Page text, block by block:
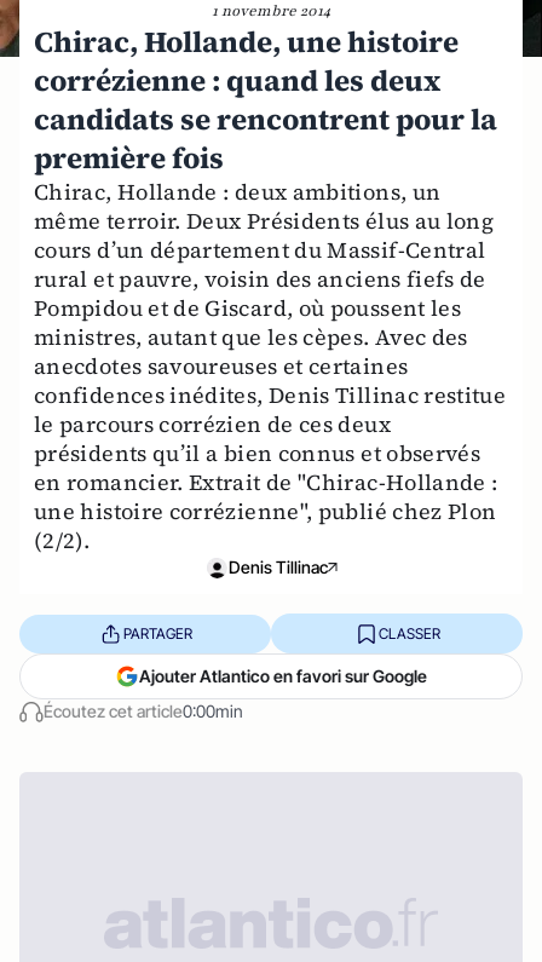
1 novembre 2014
Chirac, Hollande, une histoire
corrézienne : quand les deux
candidats se rencontrent pour la
première fois
Chirac, Hollande : deux ambitions, un
même terroir. Deux Présidents élus au long
cours d’un département du Massif-Central
rural et pauvre, voisin des anciens fiefs de
Pompidou et de Giscard, où poussent les
ministres, autant que les cèpes. Avec des
anecdotes savoureuses et certaines
confidences inédites, Denis Tillinac restitue
le parcours corrézien de ces deux
présidents qu’il a bien connus et observés
en romancier. Extrait de "Chirac-Hollande :
une histoire corrézienne", publié chez Plon
(2/2).
Denis Tillinac
Écoutez cet article0:00min
PARTAGER CLASSER
Ajouter Atlantico en favori sur Google